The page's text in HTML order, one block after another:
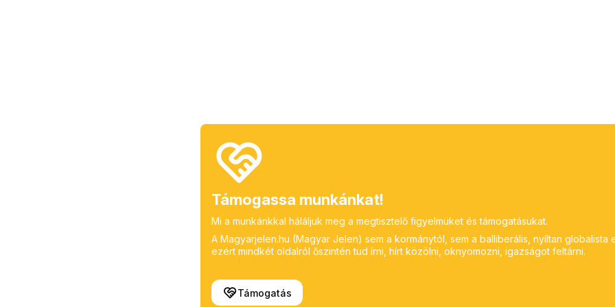
Támogassa munkánkat!
Mi a munkánkkal háláljuk meg a megtisztelő figyelmüket és támogatásukat.
A Magyarjelen.hu (Magyar Jelen) sem a kormánytól, sem a balliberális, nyíltan globalista
ezért mindkét oldalról őszintén tud írni, hírt közölni, oknyomozni, igazságot feltárni.
Támogatás